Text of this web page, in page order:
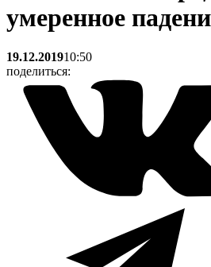
умеренное
19.12.201910:50
поделиться: